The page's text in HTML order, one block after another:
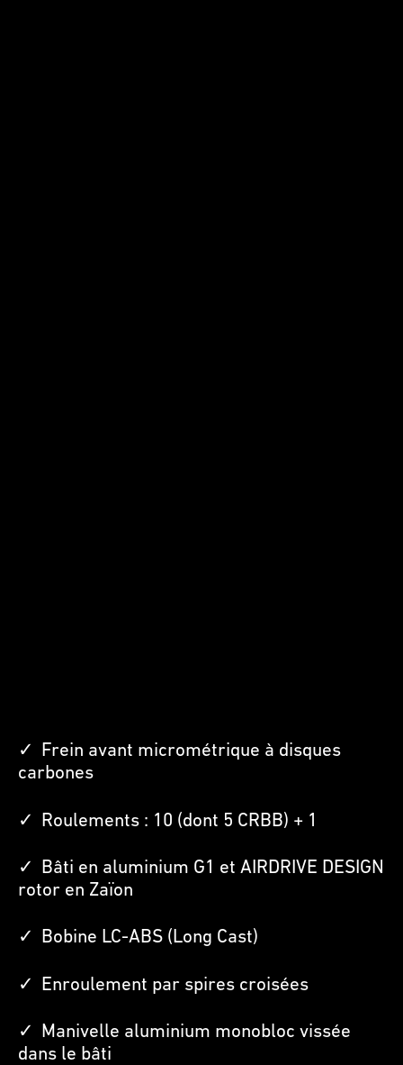
Frein avant micrométrique à disques
carbones
Roulements : 10 (dont 5 CRBB) + 1
Bâti en aluminium G1 et AIRDRIVE DESIGN
rotor en Zaïon
Bobine LC-ABS (Long Cast)
Enroulement par spires croisées
Manivelle aluminium monobloc vissée
dans le bâti